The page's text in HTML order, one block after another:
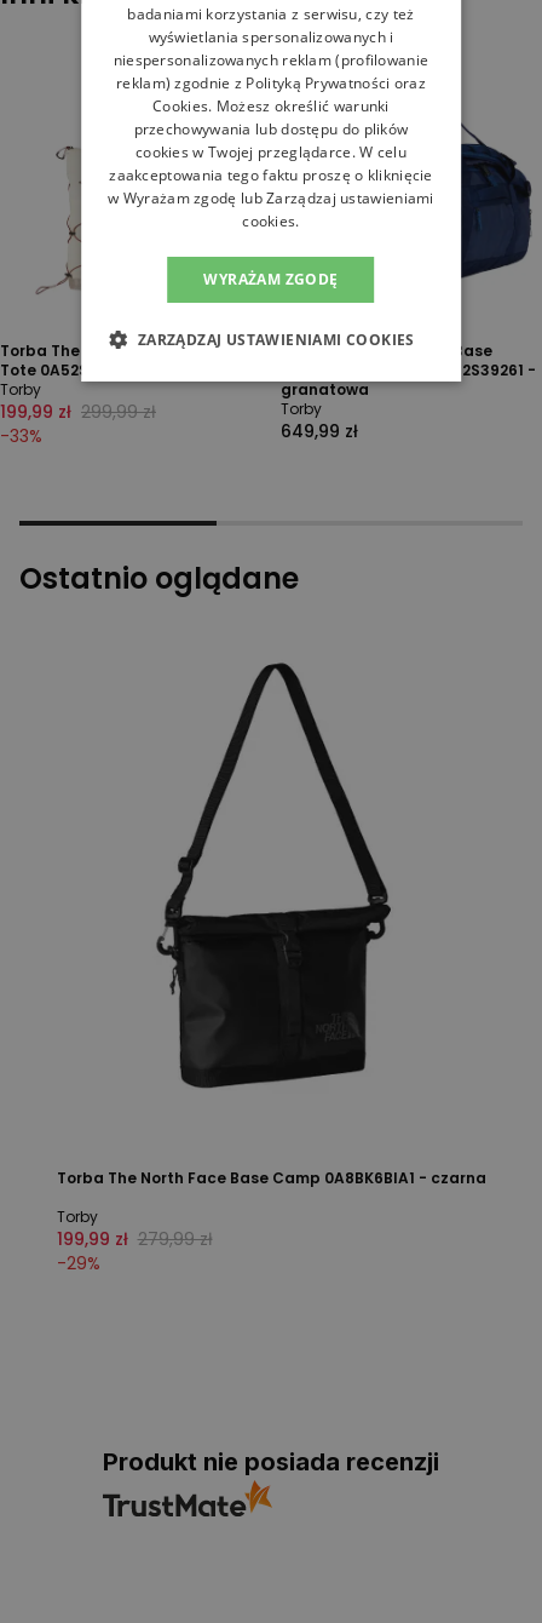
Torba The North Face Borealis
Tote 0A52SVNK51 - beżowa
Torby
199,99 zł 299,99 zł
-33%
Torba The North Face Base
Camp Voyager 62L 0A52S39261 -
granatowa
Torby
649,99 zł
Ostatnio oglądane
Torba The North Face Base Camp 0A8BK6BIA1 - czarna
Torby
199,99 zł 279,99 zł
-29%
Produkt nie posiada recenzji
badaniami korzystania z serwisu, czy też
wyświetlania spersonalizowanych i
niespersonalizowanych reklam (profilowanie
reklam) zgodnie z Polityką Prywatności oraz
Cookies. Możesz określić warunki
przechowywania lub dostępu do plików
cookies w Twojej przeglądarce. W celu
zaakceptowania tego faktu proszę o kliknięcie
w Wyrażam zgodę lub Zarządzaj ustawieniami
cookies.
WYRAŻAM ZGODĘ
ZARZĄDZAJ USTAWIENIAMI COOKIES